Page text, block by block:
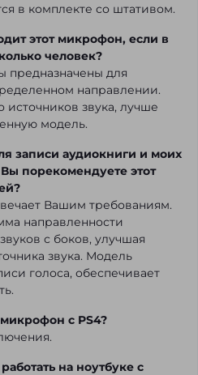
в комплекте со штативом.
этот микрофон, если в
человек?
для
направлении.
источников звука, лучше
модель.
записи аудиокниги и моих
порекомендуете этот
Вашим требованиям.
направленности
с боков, улучшая
звука. Модель
голоса, обеспечивает
с PS4?
на ноутбуке с